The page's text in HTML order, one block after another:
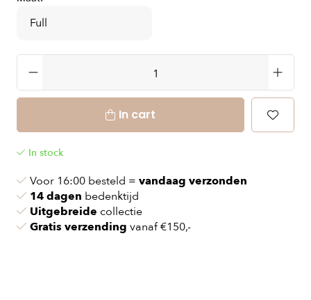
In cart
In stock
Voor 16:00 besteld = vandaag verzonden
14 dagen bedenktijd
Uitgebreide collectie
Gratis verzending vanaf €150,-